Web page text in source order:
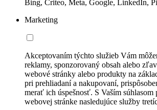
Bing, Criteo, Meta, Google, LinkedIn,
Marketing
Akceptovaním týchto služieb Vám
reklamy, sponzorovaný obsah alebo
webové stránky alebo produkty na
pri prehliadaní a nakupovaní,
merať ich úspešnosť. S Vaším súhlasom
webovej stránke nasledujúce služby